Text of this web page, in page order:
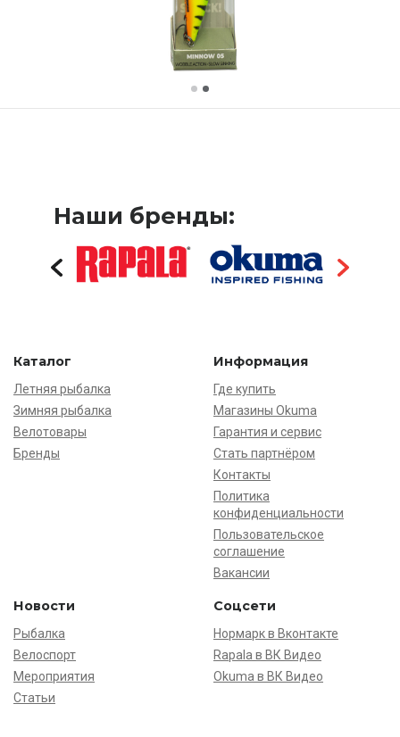
Наши бренды:
Каталог
Летняя рыбалка
Зимняя рыбалка
Велотовары
Бренды
Информация
Где купить
Магазины Okuma
Гарантия и сервис
Стать партнёром
Контакты
Политика
конфиденциальности
Пользовательское
соглашение
Вакансии
Новости
Рыбалка
Велоспорт
Мероприятия
Статьи
Соцсети
Нормарк в Вконтакте
Rapala в ВК Видео
Okuma в ВК Видео